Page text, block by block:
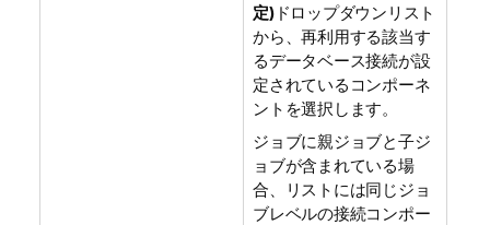
定)ドロップダウンリスト
から、再利用する該当す
るデータベース接続が設
定されているコンポーネ
ントを選択します。
ジョブに親ジョブと子ジ
ョブが含まれている場
合、リストには同じジョ
ブレベルの接続コンポー